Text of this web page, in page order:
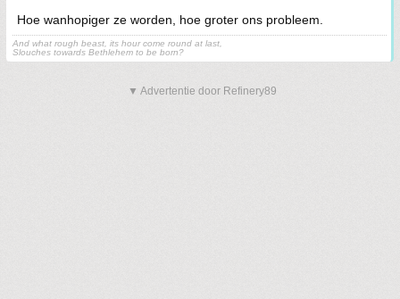
Hoe wanhopiger ze worden, hoe groter ons probleem.
And what rough beast, its hour come round at last,
Slouches towards Bethlehem to be born?
▼ Advertentie door Refinery89